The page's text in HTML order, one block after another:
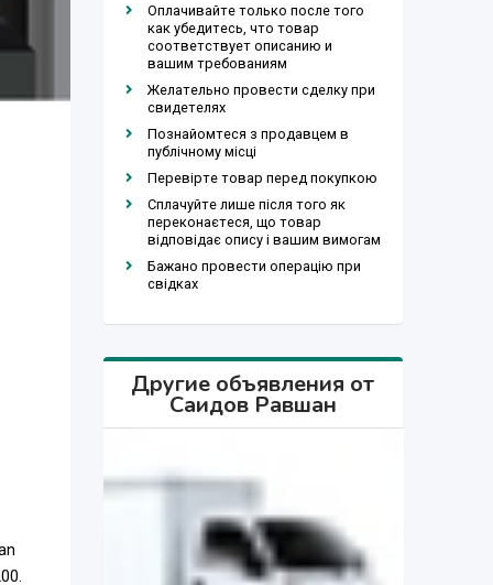
Оплачивайте только после того
как убедитесь, что товар
соответствует описанию и
вашим требованиям
Желательно провести сделку при
свидетелях
Познайомтеся з продавцем в
публічному місці
Перевірте товар перед покупкою
Сплачуйте лише після того як
переконаєтеся, що товар
відповідає опису і вашим вимогам
Бажано провести операцію при
свідках
Другие объявления от
Саидов Равшан